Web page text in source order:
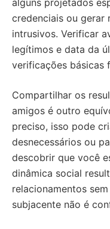
credenciais ou gerar
intrusivos. Verificar
legítimos e data da
verificações básicas
Compartilhar os
amigos é outro
preciso, isso pode
desnecessários ou
descobrir que você
dinâmica social
relacionamentos
subjacente não é